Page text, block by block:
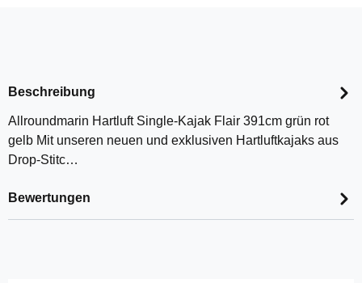
Beschreibung
Allroundmarin Hartluft Single-Kajak Flair 391cm grün rot
gelb Mit unseren neuen und exklusiven Hartluftkajaks aus
Drop-Stitc…
Bewertungen